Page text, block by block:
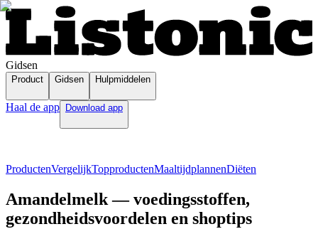
Gidsen
Product Gidsen Hulpmiddelen
Haal de app Download app
ProductenVergelijkTopproductenMaaltijdplannenDiëten
Amandelmelk — voedingsstoffen,
gezondheidsvoordelen en shoptips